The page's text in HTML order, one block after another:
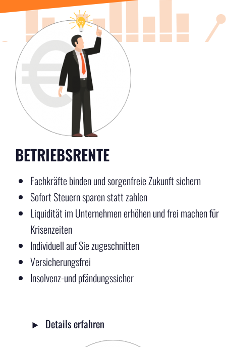
BETRIEBSRENTE
Fachkräfte binden und sorgenfreie Zukunft sichern
Sofort Steuern sparen statt zahlen
Liquidität im Unternehmen erhöhen und frei machen für
Krisenzeiten
Individuell auf Sie zugeschnitten
Versicherungsfrei
Insolvenz-und pfändungssicher
Details erfahren